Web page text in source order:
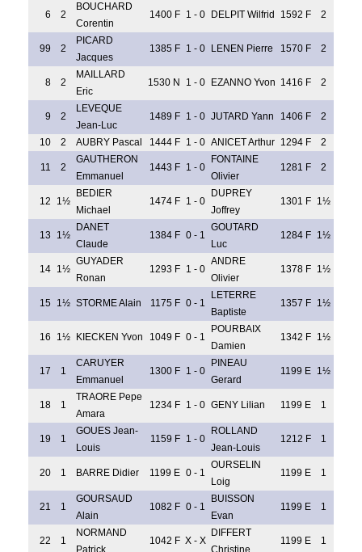
6 2
BOUCHARD
Corentin
1400 F 1 - 0 DELPIT Wilfrid 1592 F 2
99 2
PICARD
Jacques
1385 F 1 - 0 LENEN Pierre 1570 F 2
8 2
MAILLARD
Eric
1530 N 1 - 0 EZANNO Yvon 1416 F 2
9 2
LEVEQUE
Jean-Luc
1489 F 1 - 0 JUTARD Yann 1406 F 2
10 2 AUBRY Pascal 1444 F 1 - 0 ANICET Arthur 1294 F 2
11 2
GAUTHERON
Emmanuel
1443 F 1 - 0
FONTAINE
Olivier
1281 F 2
12 1½
BEDIER
Michael
1474 F 1 - 0
DUPREY
Joffrey
1301 F 1½
13 1½
DANET
Claude
1384 F 0 - 1
GOUTARD
Luc
1284 F 1½
14 1½
GUYADER
Ronan
1293 F 1 - 0
ANDRE
Olivier
1378 F 1½
15 1½ STORME Alain 1175 F 0 - 1
LETERRE
Baptiste
1357 F 1½
16 1½ KIECKEN Yvon 1049 F 0 - 1
POURBAIX
Damien
1342 F 1½
17 1
CARUYER
Emmanuel
1300 F 1 - 0
PINEAU
Gerard
1199 E 1½
18 1
TRAORE Pepe
Amara
1234 F 1 - 0 GENY Lilian 1199 E 1
19 1
GOUES Jean-
Louis
1159 F 1 - 0
ROLLAND
Jean-Louis
1212 F 1
20 1 BARRE Didier 1199 E 0 - 1
OURSELIN
Loig
1199 E 1
21 1
GOURSAUD
Alain
1082 F 0 - 1
BUISSON
Evan
1199 E 1
22 1
NORMAND
Patrick
1042 F X - X
DIFFERT
Christine
1199 E 1